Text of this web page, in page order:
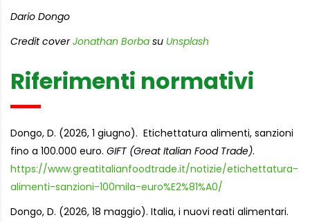
Dario Dongo
Credit coverJonathan Borba su Unsplash
Riferimenti normativi
Dongo, D. (2026, 1 giugno). Etichettatura alimenti, sanzioni
fino a 100.000 euro. GIFT (Great Italian Food Trade).
https://www.greatitalianfoodtrade.it/notizie/etichettatura-
alimenti-sanzioni-100mila-euro%E2%81%A0/
Dongo, D. (2026, 18 maggio). Italia, i nuovi reati alimentari.